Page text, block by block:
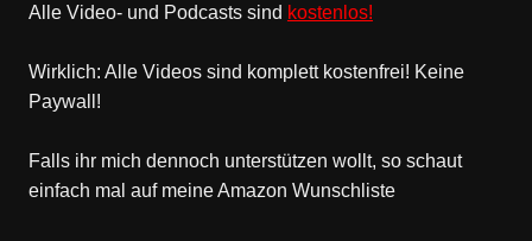
Alle Video- und Podcasts sind kostenlos!
Wirklich: Alle Videos sind komplett kostenfrei! Keine
Paywall!
Falls ihr mich dennoch unterstützen wollt, so schaut
einfach mal auf meine Amazon Wunschliste